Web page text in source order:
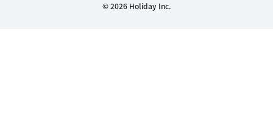
© 2026 Holiday Inc.